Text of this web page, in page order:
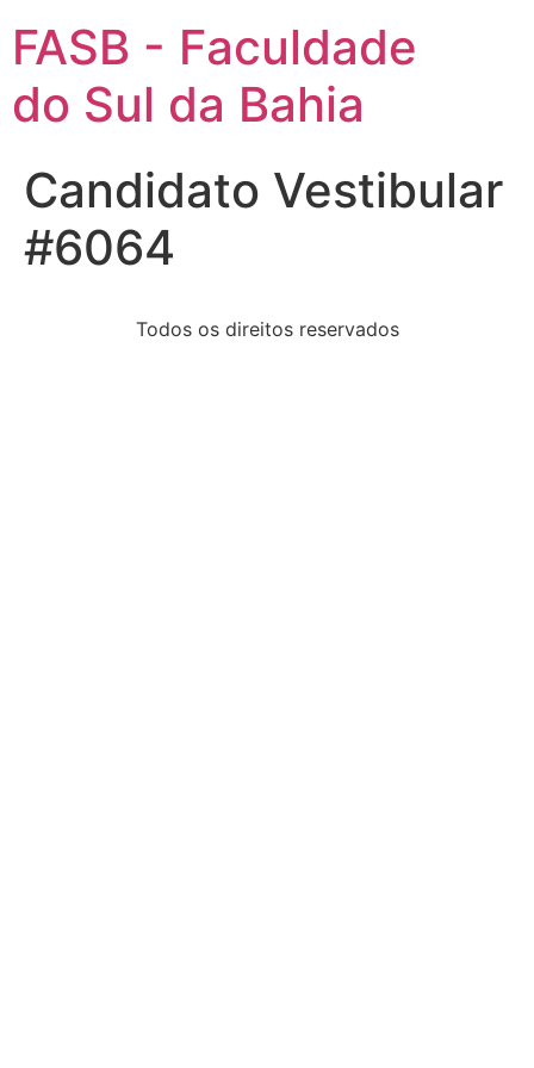
FASB - Faculdade
do Sul da Bahia
Candidato Vestibular
#6064
Todos os direitos reservados